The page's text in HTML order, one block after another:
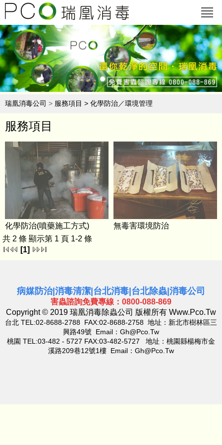
瑞凰消毒公司 > 服務項目 > 化學防治／環境管理
服務項目
化學防治(噴藥施工方式)
無毒害環境防治
共 2 條 顯示第 1 頁 1-2 條
[1]
病媒防治| 消毒清潔 台北消毒 台北除蟲 消毒公司
害蟲諮詢免費專線：0800-088-869
Copyright © 2019 瑞凰消毒除蟲公司 版權所有 Www.pco.tw
台北 TEL:02-8688-2788 FAX:02-8688-2758 地址：新北市樹林區三
興路49號 Email： Gh@pco.tw
桃園 TEL:03-482 - 5727 FAX:03-482-5727 地址：桃園縣楊梅市金
溪路209巷12號1樓 Email： Gh@pco.tw